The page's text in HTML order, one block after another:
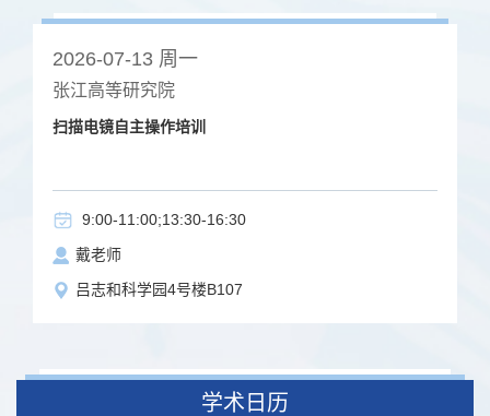
2026-07-13 周一
张江高等研究院
扫描电镜自主操作培训
9:00-11:00;13:30-16:30
戴老师
吕志和科学园4号楼B107
学术日历